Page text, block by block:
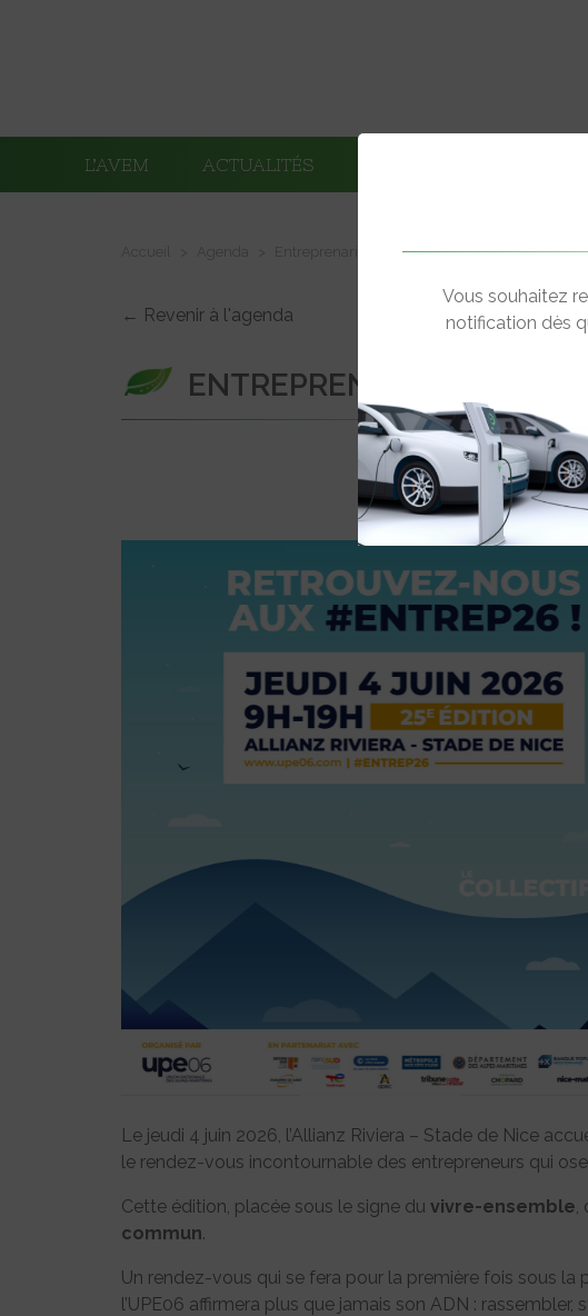
L’AVEM ACTUALITÉS
Entreprenariales 2026
← Revenir à l'agenda
ENTREPRENARIALES 2026
Le jeudi 4 juin 2026, l’Allianz Riviera – Stade de Nice
le rendez-vous incontournable des entrepreneurs qui
Cette édition, placée sous le signe du vivre-ensemble,
commun.
Un rendez-vous qui se fera pour la première fois sous la
l’UPE06 affirmera plus que jamais son ADN : rassembler,
Vous souhaitez
notification dès